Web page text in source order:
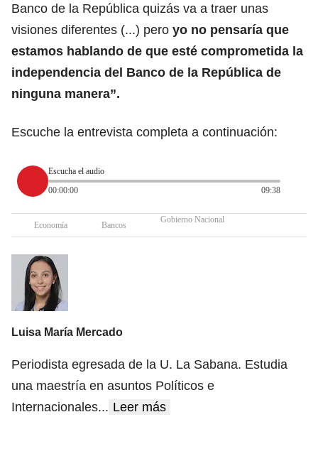
Banco de la República quizás va a traer unas
visiones diferentes (...) pero yo no pensaría que
estamos hablando de que esté comprometida la
independencia del Banco de la República de
ninguna manera”.
Escuche la entrevista completa a continuación:
Escucha el audio
00:00:00
09:38
Economía Bancos
Gobierno Nacional
Luisa María Mercado
Periodista egresada de la U. La Sabana. Estudia
una maestría en asuntos Políticos e
Internacionales... Leer más